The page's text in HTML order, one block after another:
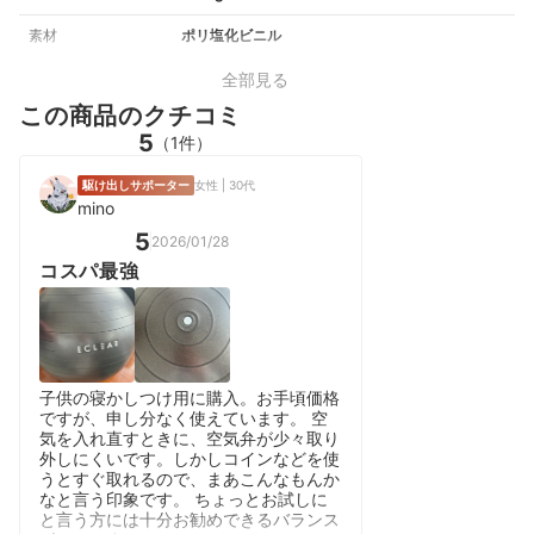
素材 ポリ塩化ビニル
全部見る
この商品のクチコミ
5 （1件）
駆け出しサポーター 女性 | 30代
mino
5 2026/01/28
コスパ最強
子供の寝かしつけ用に購入。お手頃価格
ですが、申し分なく使えています。 空
気を入れ直すときに、空気弁が少々取り
外しにくいです。しかしコインなどを使
うとすぐ取れるので、まあこんなもんか
なと言う印象です。 ちょっとお試しに
と言う方には十分お勧めできるバランス